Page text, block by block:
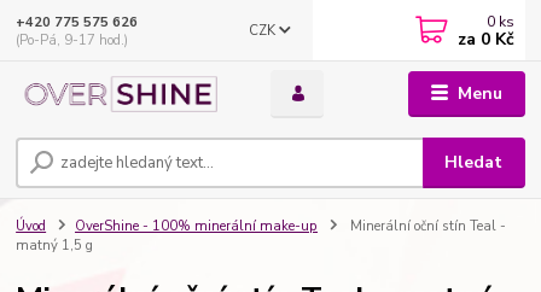
Menu
CZK
Hledat
+420 775 575 626
(Po-Pá, 9-17 hod.)
0 ks
za 0 Kč
Úvod OverShine - 100% minerální make-up
Minerální oční stín Teal -
matný 1,5 g